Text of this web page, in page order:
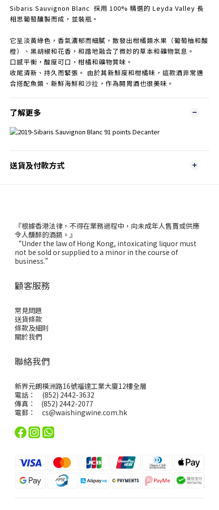
Sibaris Sauvignon Blanc 採用 100% 精選的 Leyda Valley 長
相思葡萄釀製而成，並裝瓶。
它呈淡黃綠色，香氣濃郁而細膩，散發出柑橘類水果（葡萄柚和酸
橙）、黑胡椒和花香，和諧地融合了微妙的草本和礦物氣息。
口感平衡，酸度可口，柑橘和礦物質味。
收尾清新、持久而緊張。 由於其新鮮度和柑橘味，這款酒非常適
合搭配魚類、新鮮海鮮和沙拉，作為開胃酒也很美味。
了解更多
送貨及付款方式
『根據香港法律，不得在業務過程中，向未成年人售賣或供應
令人醺醉的酒類。』
“Under the law of Hong Kong, intoxicating liquor must
not be sold or supplied to a minor in the course of
business.”
顧客服務
常見問題
送貨條款
條款及細則
關於我們
聯絡我們
新界元朗橫洲路16號福達工業大廈12樓全層
電話： (852) 2442-3632
傳真： (852) 2442-2077
電郵： cs@waishingwine.com.hk